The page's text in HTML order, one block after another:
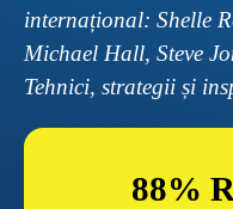
internațional: Shelle
Michael Hall, Steve
Tehnici, strategii și
88%